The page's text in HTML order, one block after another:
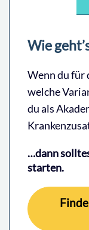
Wie
Wenn du für
welche
du als
…dann
starten.